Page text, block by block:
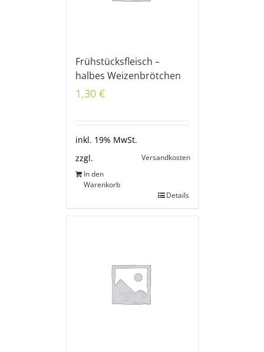
Frühstücksfleisch –
halbes Weizenbrötchen
1,30 €
inkl. 19% MwSt.
zzgl.
Versandkosten
In den
Warenkorb
Details